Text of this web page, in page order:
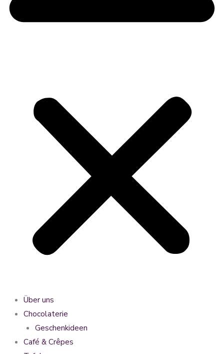
Über uns
Chocolaterie
Geschenkideen
Café & Crêpes